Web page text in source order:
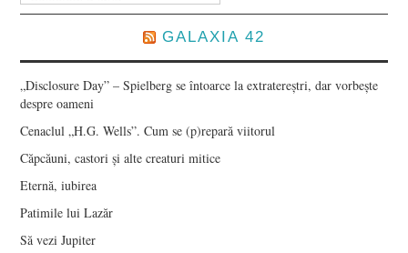
GALAXIA 42
„Disclosure Day” – Spielberg se întoarce la extratereștri, dar vorbește
despre oameni
Cenaclul „H.G. Wells”. Cum se (p)repară viitorul
Căpcăuni, castori și alte creaturi mitice
Eternă, iubirea
Patimile lui Lazăr
Să vezi Jupiter